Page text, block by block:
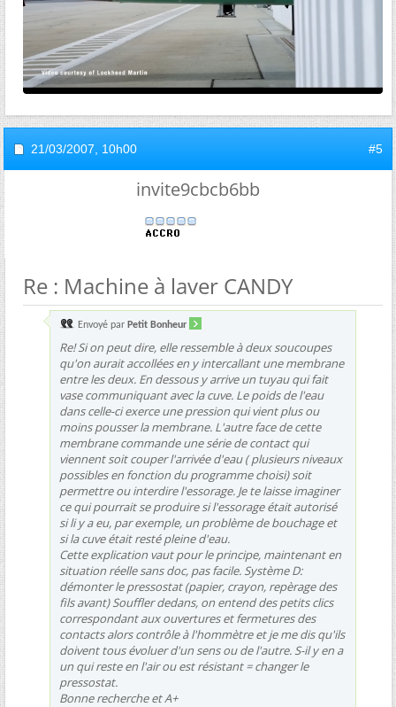
21/03/2007, 10h00 #5
invite9cbcb6bb
Re : Machine à laver CANDY
Envoyé par Petit Bonheur
Re! Si on peut dire, elle ressemble à deux soucoupes
qu'on aurait accollées en y intercallant une membrane
entre les deux. En dessous y arrive un tuyau qui fait
vase communiquant avec la cuve. Le poids de l'eau
dans celle-ci exerce une pression qui vient plus ou
moins pousser la membrane. L'autre face de cette
membrane commande une série de contact qui
viennent soit couper l'arrivée d'eau ( plusieurs niveaux
possibles en fonction du programme choisi) soit
permettre ou interdire l'essorage. Je te laisse imaginer
ce qui pourrait se produire si l'essorage était autorisé
si li y a eu, par exemple, un problème de bouchage et
si la cuve était resté pleine d'eau.
Cette explication vaut pour le principe, maintenant en
situation réelle sans doc, pas facile. Système D:
démonter le pressostat (papier, crayon, repèrage des
fils avant) Souffler dedans, on entend des petits clics
correspondant aux ouvertures et fermetures des
contacts alors contrôle à l'hommètre et je me dis qu'ils
doivent tous évoluer d'un sens ou de l'autre. S-il y en a
un qui reste en l'air ou est résistant = changer le
pressostat.
Bonne recherche et A+